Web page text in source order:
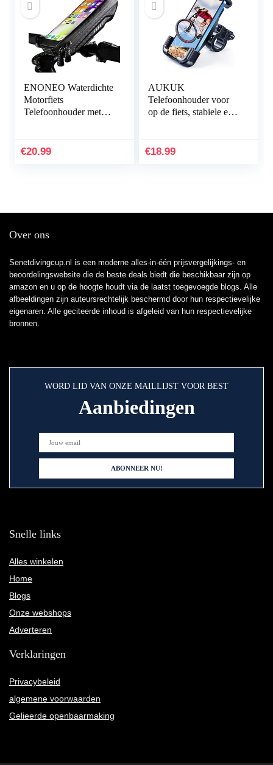
ENONEO Waterdichte
Motorfiets
Telefoonhouder met
Gevoelige
€20.99
AUKUK
Telefoonhouder voor
op de fiets, stabiele en
telefoonhouder voor
€18.99
Over ons
Senetdivingcup.nl is een moderne alles-in-één prijsvergelijkings- en
beoordelingswebsite die de beste deals biedt die beschikbaar zijn op
amazon en u op de hoogte houdt via de laatst toegevoegde blogs. Alle
afbeeldingen zijn auteursrechtelijk beschermd door hun respectievelijke
eigenaren. Alle geciteerde inhoud is afgeleid van hun respectievelijke
bronnen.
WORD LID VAN ONZE MAILLIJST VOOR BEST
Aanbiedingen
Snelle links
Alles winkelen
Home
Blogs
Onze webshops
Adverteren
Verklaringen
Privacybeleid
algemene voorwaarden
Gelieerde openbaarmaking